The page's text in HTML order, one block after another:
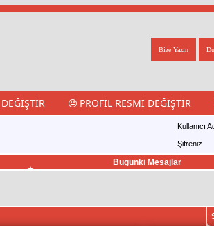
Bize Yazın
PROFIL RESMI DEĞIŞTIR
Kullanıcı
Şifreniz
Bugünki Mesajlar